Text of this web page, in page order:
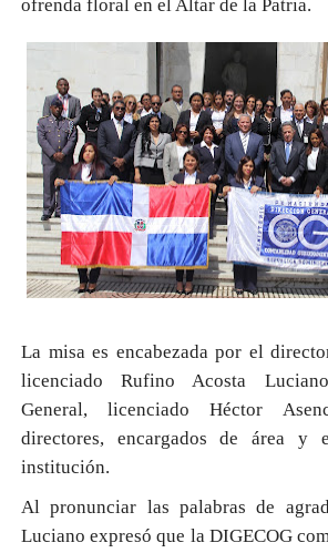
ofrenda floral en el Altar de la Patria.
La misa es encabezada por el
licenciado Rufino Acosta
General, licenciado Héctor
directores, encargados de área y
institución.
Al pronunciar las palabras de
Luciano expresó que la DIGECOG